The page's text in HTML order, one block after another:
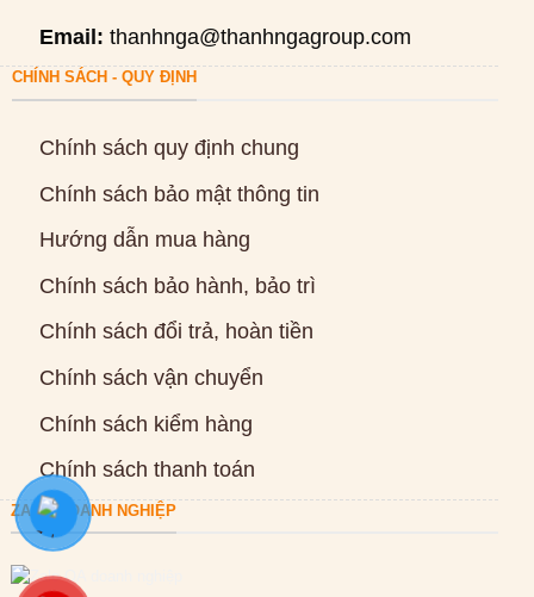
Email: thanhnga@thanhngagroup.com
CHÍNH SÁCH - QUY ĐỊNH
Chính sách quy định chung
Chính sách bảo mật thông tin
Hướng dẫn mua hàng
Chính sách bảo hành, bảo trì
Chính sách đổi trả, hoàn tiền
Chính sách vận chuyển
Chính sách kiểm hàng
Chính sách thanh toán
ZALO DOANH NGHIỆP